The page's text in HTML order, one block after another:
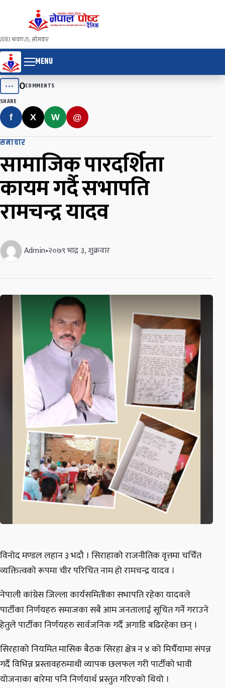
२०८३ श्रावण २५, सोमवार
MENU
••• 0COMMENTS
SHARE
f X W @
समाचार
सामाजिक पारदर्शिता
कायम गर्दै सभापति
रामचन्द्र यादव
Admin•२०७९ भाद्र ३, शुक्रवार
विनोद मण्डल लहान ३ भदौ । सिराहाको राजनीतिक वृत्तमा चर्चित
व्यक्तित्वको रूपमा चीर परिचित नाम हो रामचन्द्र यादव ।
नेपाली कांग्रेस जिल्ला कार्यसमितीका सभापति रहेका यादवले
पार्टीका निर्णयहरु समाजका सबै आम जनतालाई सूचित गर्ने गराउने
हेतुले पार्टीका निर्णयहरु सार्वजनिक गर्दै अगाडि बढिरहेका छन् ।
सिरहाको नियमित मासिक बैठक सिरहा क्षेत्र न ४ को मिर्चैयामा संपन्न
गर्दै विभिन्न प्रस्तावहरुमाथी व्यापक छलफल गरी पार्टीको भावी
योजनाका बारेमा पनि निर्णयार्थ प्रस्तुत गरिएको थियो ।